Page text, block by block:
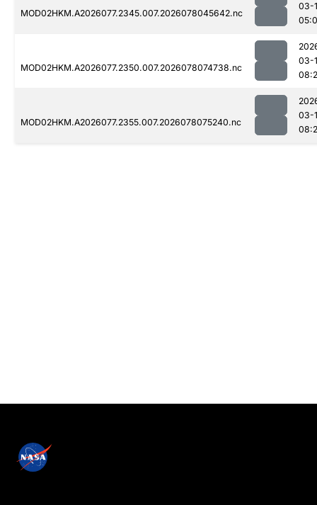
MOD02HKM.A2026077.2345.007.2026078045642.nc
03-
MOD02HKM.A2026077.2350.007.2026078074738.nc
03-
MOD02HKM.A2026077.2355.007.2026078075240.nc
03-